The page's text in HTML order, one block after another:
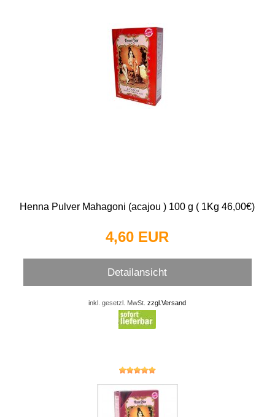
Henna Pulver Mahagoni (acajou ) 100 g ( 1Kg 46,00€)
4,60 EUR
Detailansicht
inkl. gesetzl. MwSt.zzgl.Versand